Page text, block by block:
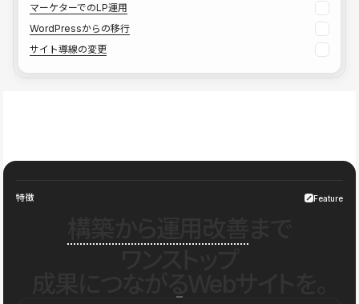
マーケターでのLP運用
WordPressからの移行
サイト導線の変更
特徴 Feature